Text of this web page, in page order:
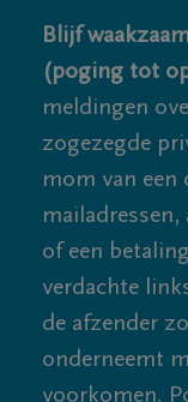
Blijf
(poging tot
meldingen
zogezegde
mom van een
mailadressen,
of een
verdachte
de afzender
onderneemt
voorkomen.